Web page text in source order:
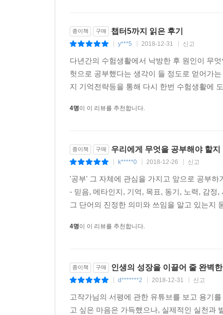
종이책 구매 챕터5까지 읽은 후기
y***5 2018-12-31 신고
다년간의 수험생활에서 낙방한 후 원인이 무
헛으로 공부했다는 생각이 들 정도로 얻어가
지 기억전략등을 통해 다시 한번 수험생활에
4명이 이 리뷰를 추천합니다.
종이책 구매 우리에게 무엇을 공부해야 할
k*****0 2018-12-26 신고
'공부' 그 자체에 관심을 가지고 앞으로 공부
- 믿음, 메타인지, 기억, 목표, 동기, 노력, 감정
그 단어의 진정한 의미와 쓰임을 알고 있는지
4명이 이 리뷰를 추천합니다.
종이책 구매 인생의 성장을 이끌어 줄 완벽
d*******2 2018-12-31 신고
고작가님의 서평에 관한 유튜브를 보고 용기
고 싶은 마음은 가득했으나, 실제적인 실천과